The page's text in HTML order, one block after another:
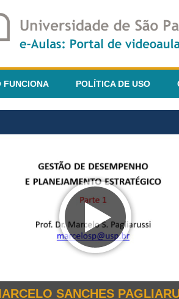
FUNCIONA POLÍTICA DE USO
SANCHES